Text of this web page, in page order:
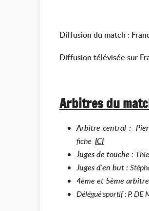
Diffusion du match :
Diffusion télévisée sur
Arbitres du
Arbitre central :
fiche ICI
Juges de touche :
Juges d'en but :
4ème et 5ème
Délégué sportif : P. DE